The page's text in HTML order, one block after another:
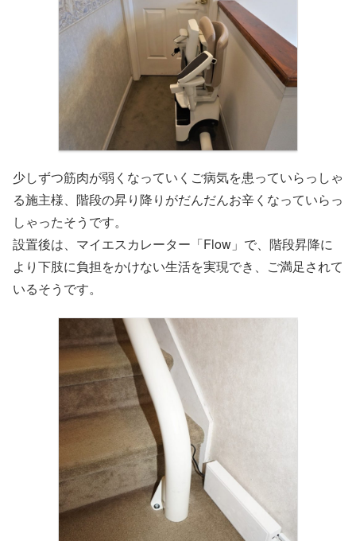
少しずつ筋肉が弱くなっていくご病気を患っていらっしゃ
る施主様、階段の昇り降りがだんだんお辛くなっていらっ
しゃったそうです。
設置後は、マイエスカレーター「Flow」で、階段昇降に
より下肢に負担をかけない生活を実現でき、ご満足されて
いるそうです。